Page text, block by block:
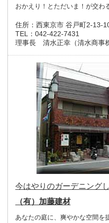
おかえり！とただいま！が交
住所： 西東京市 谷戸町2-13-
TEL： 042-422-7431
理事長 清水正幸（清水商事
今はやりのガーデニング
（有）加藤建材
あなたの庭に、爽やかな空間を